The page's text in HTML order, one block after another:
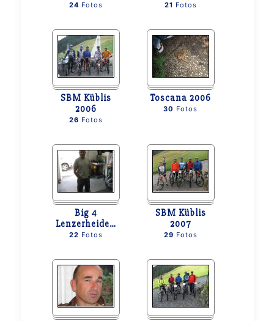
24 Fotos 21 Fotos
SBM Küblis
2006
26 Fotos
Toscana 2006
30 Fotos
Big 4
Lenzerheide…
22 Fotos
SBM Küblis
2007
29 Fotos